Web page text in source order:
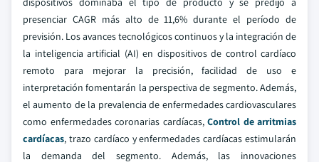
presenciar CAGR más alto de 11,6% durante el período de
previsión. Los avances tecnológicos continuos y la integración de
la inteligencia artificial (AI) en dispositivos de control cardíaco
remoto para mejorar la precisión, facilidad de uso e
interpretación fomentarán la perspectiva de segmento. Además,
el aumento de la prevalencia de enfermedades cardiovasculares
como enfermedades coronarias cardíacas, Control de arritmias
cardíacas, trazo cardíaco y enfermedades cardíacas estimularán
la demanda del segmento. Además, las innovaciones